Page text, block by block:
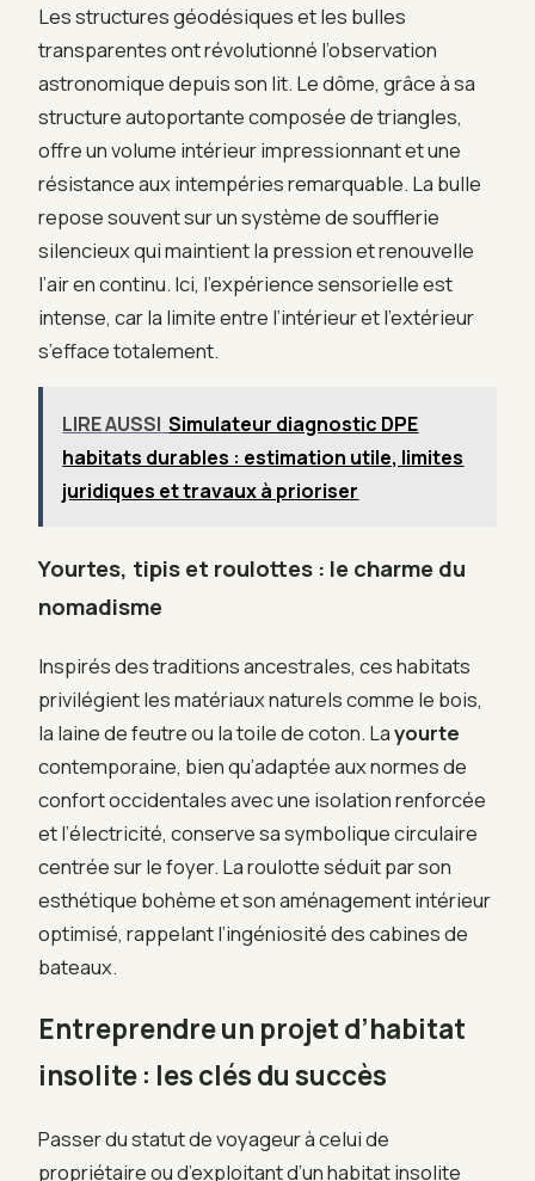
Les structures géodésiques et les bulles
transparentes ont révolutionné l’observation
astronomique depuis son lit. Le dôme, grâce à sa
structure autoportante composée de triangles,
offre un volume intérieur impressionnant et une
résistance aux intempéries remarquable. La bulle
repose souvent sur un système de soufflerie
silencieux qui maintient la pression et renouvelle
l’air en continu. Ici, l’expérience sensorielle est
intense, car la limite entre l’intérieur et l’extérieur
s’efface totalement.
LIRE AUSSI Simulateur diagnostic DPE
habitats durables : estimation utile, limites
juridiques et travaux à prioriser
Yourtes, tipis et roulottes : le charme du
nomadisme
Inspirés des traditions ancestrales, ces habitats
privilégient les matériaux naturels comme le bois,
la laine de feutre ou la toile de coton. Layourte
contemporaine, bien qu’adaptée aux normes de
confort occidentales avec une isolation renforcée
et l’électricité, conserve sa symbolique circulaire
centrée sur le foyer. La roulotte séduit par son
esthétique bohème et son aménagement intérieur
optimisé, rappelant l’ingéniosité des cabines de
bateaux.
Entreprendre un projet d’habitat
insolite : les clés du succès
Passer du statut de voyageur à celui de
propriétaire ou d’exploitant d’un habitat insolite